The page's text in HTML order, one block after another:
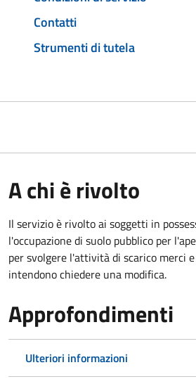
Contatti
Strumenti di tutela
A chi è rivolto
Il servizio è rivolto ai soggetti in
l'occupazione di suolo pubblico per
per svolgere l'attività di scarico merci
intendono chiedere una modifica.
Approfondimenti
Ulteriori informazioni